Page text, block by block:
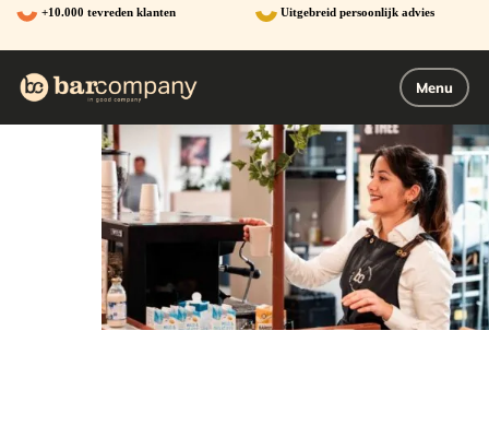
Ga
naar
de
Menu
+10.000 tevreden klanten Uitgebreid persoonlijk advies